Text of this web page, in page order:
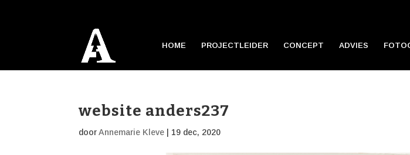
HOME PROJECTLEIDER CONCEPT ADVIES
website anders237
doorAnnemarie Kleve 19 dec, 2020